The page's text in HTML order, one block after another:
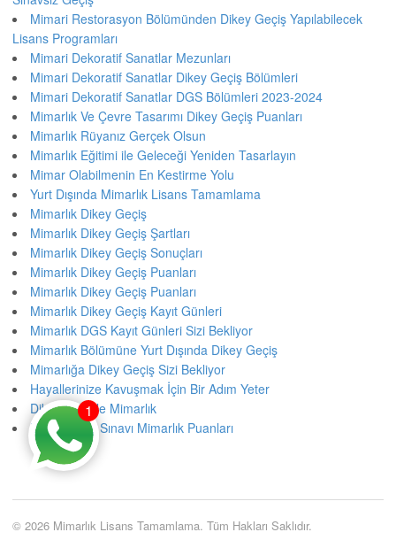
Mimari Restorasyon Bölümünden Dikey Geçiş Yapılabilecek
Lisans Programları
Mimari Dekoratif Sanatlar Mezunları
Mimari Dekoratif Sanatlar Dikey Geçiş Bölümleri
Mimari Dekoratif Sanatlar DGS Bölümleri 2023-2024
Mimarlık Ve Çevre Tasarımı Dikey Geçiş Puanları
Mimarlık Rüyanız Gerçek Olsun
Mimarlık Eğitimi ile Geleceği Yeniden Tasarlayın
Mimar Olabilmenin En Kestirme Yolu
Yurt Dışında Mimarlık Lisans Tamamlama
Mimarlık Dikey Geçiş
Mimarlık Dikey Geçiş Şartları
Mimarlık Dikey Geçiş Sonuçları
Mimarlık Dikey Geçiş Puanları
Mimarlık Dikey Geçiş Puanları
Mimarlık Dikey Geçiş Kayıt Günleri
Mimarlık DGS Kayıt Günleri Sizi Bekliyor
Mimarlık Bölümüne Yurt Dışında Dikey Geçiş
Mimarlığa Dikey Geçiş Sizi Bekliyor
Hayallerinize Kavuşmak İçin Bir Adım Yeter
Dikey Geçişle Mimarlık
Dikey Geçiş Sınavı Mimarlık Puanları
© 2026 Mimarlık Lisans Tamamlama. Tüm Hakları Saklıdır.
1